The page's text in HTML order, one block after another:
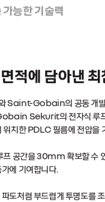
능한 기술력
면적에 담아낸
Gobain의 공동 개발
Sekurit의 전자식 루
위치한 PDLC 필름에 전압을
프 공간을 30mm 확보할 수
에 기여합니다.
도처럼 부드럽게 투명도를